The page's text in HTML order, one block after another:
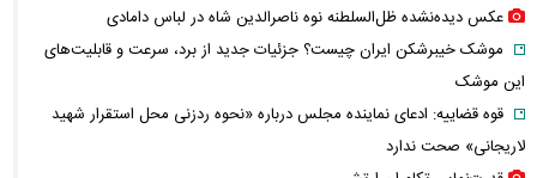
عکس دیده‌نشده ظل‌السلطنه نوه ناصرالدین شاه در لباس دامادی
موشک خیبرشکن ایران چیست؟ جزئیات جدید از برد، سرعت و قابلیت‌های
این موشک
قوه قضاییه: ادعای نماینده مجلس درباره «نحوه ردزنی محل استقرار شهید
لاریجانی» صحت ندارد